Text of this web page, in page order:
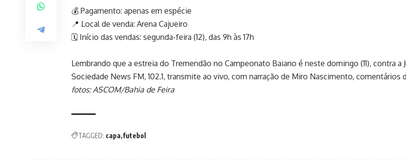
💰 Pagamento: apenas em espécie
📍 Local de venda: Arena Cajueiro
🗓️ Início das vendas: segunda-feira (12), das 9h às 17h
Lembrando que a estreia do Tremendão no Campeonato Baiano é neste domingo (11), contra
Sociedade News FM, 102.1, transmite ao vivo, com narração de Miro Nascimento, comentários
fotos: ASCOM/Bahia de Feira
TAGGED: capa futebol